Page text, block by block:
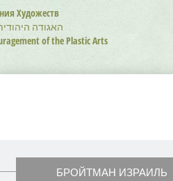
Художеств
האגודה
of the Plastic Arts
БРОЙТМАН ИЗРАИЛЬ